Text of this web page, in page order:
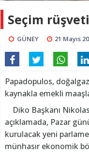
Seçim rüşveti
GÜNEY 21 Mayıs
Papadopulos,
kaynakla emekli
Diko Başkanı
açıklamada, Pazar
kurulacak yeni
münhasır ekonomik